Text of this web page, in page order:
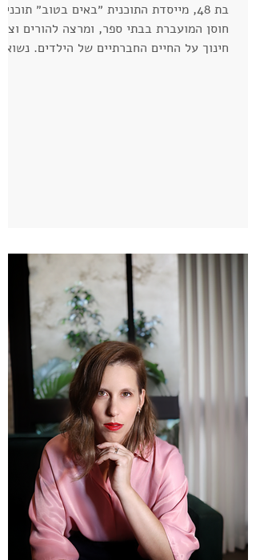
בת 48, מייסדת התוכנית ״באים בטוב״
חוסן המועברת בבתי ספר, ומרצה להורים
חינוך על החיים החברתיים של הילדים.